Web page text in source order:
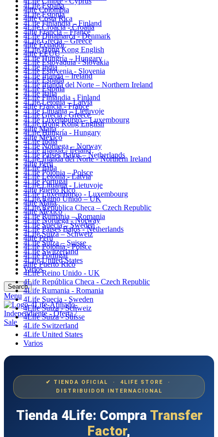
4Life España
4Life Estonia
4Life Finlandia – Finland
4life Francia – France
4Life Grecia – Greece
4Life Hong Kong English
4Life Hungría – Hungary
4Life India
4Life Irlanda – Ireland
4Life Irlanda del Norte – Northern Ireland
4Life Italia
4Life Letonia – Latvia
4Life Lituania – Lietuvoje
4Life Luxemburgo – Luxembourg
4life Malta
4life México
4Life Noruega – Norway
4Life Paises Bajos – Netherlands
4life Perú
4Life Polonia – Polsce
4Life Portugal
4life Puerto Rico
4Life Reino Unido – UK
4Life República Checa – Czech Republic
4Life Rumania – Romania
4Life Suecia – Sweden
4Life Suiza – Schweiz
4Life Suiza – Suisse
4Life Switzerland
4Life United States
Varios
Search
Menu
4life Colombia
4life Costa Rica
4Life Croacia - Croatia
4Life Dinamarca - Denmark
4life Ecuador
4life EEUU
4Life Eslovaquia - Slovakia
4Life Eslovenia - Slovenia
4Life España
4Life Estonia
4Life Finlandia - Finland
4life Francia - France
4Life Grecia - Greece
4Life Hong Kong English
4Life Hungría - Hungary
4Life India
4Life Irlanda - Ireland
4Life Irlanda del Norte - Northern Ireland
4Life Italia
4Life Letonia - Latvia
4Life Lituania - Lietuvoje
4Life Luxemburgo - Luxembourg
4life Malta
4life México
4Life Noruega - Norway
4Life Paises Bajos - Netherlands
4life Perú
4Life Polonia - Polsce
4Life Portugal
4life Puerto Rico
4Life Reino Unido - UK
4Life República Checa - Czech Republic
4Life Rumania - Romania
4Life Suecia - Sweden
4Life Suiza - Schweiz
4Life Suiza - Suisse
4Life Switzerland
4Life United States
Varios
✔ TIENDA OFICIAL · 4LIFE STORE ·
DISTRIBUIDOR INTERNACIONAL
Tienda 4Life: Compra Transfer
Factor,